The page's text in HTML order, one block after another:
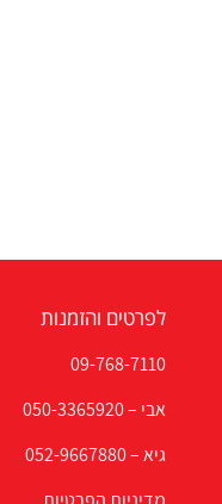
לפרטים והזמנות
09-768-7110
אבי –050-3365920
גיא –052-9667880